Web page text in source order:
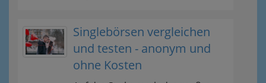
Singlebörsen vergleichen
und testen - anonym und
ohne Kosten